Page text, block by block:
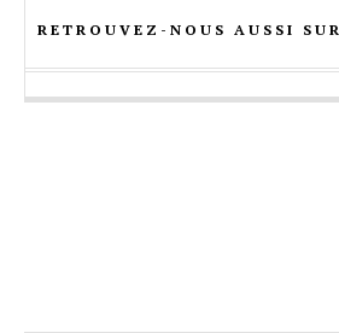
RETROUVEZ-NOUS AUSSI SUR